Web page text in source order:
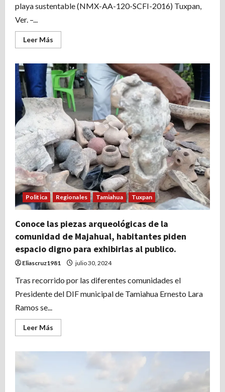
playa sustentable (NMX-AA-120-SCFI-2016) Tuxpan,
Ver. –...
Leer Más
más
Entregan
constancias
guardavidas
de
playas
de
Tuxpan
que
acreditaron
su
curso
de
formación
Politica Regionales Tamiahua Tuxpan
Conoce las piezas arqueológicas de la
comunidad de Majahual, habitantes piden
espacio digno para exhibirlas al publico.
Eliascruz1981 julio 30, 2024
Tras recorrido por las diferentes comunidades el
Presidente del DIF municipal de Tamiahua Ernesto Lara
Ramos se...
Leer Más
más